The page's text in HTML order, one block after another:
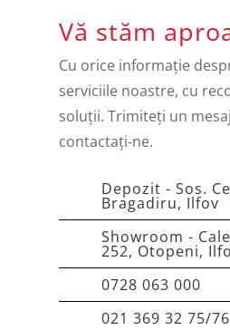
Vă stăm
Cu orice informație
serviciile noastre, cu
soluții. Trimiteți un
contactați-ne.
Depozit - Sos.
Bragadiru, Ilfov
Showroom -
252, Otopeni,
0728 063 000
021 369 32 75/